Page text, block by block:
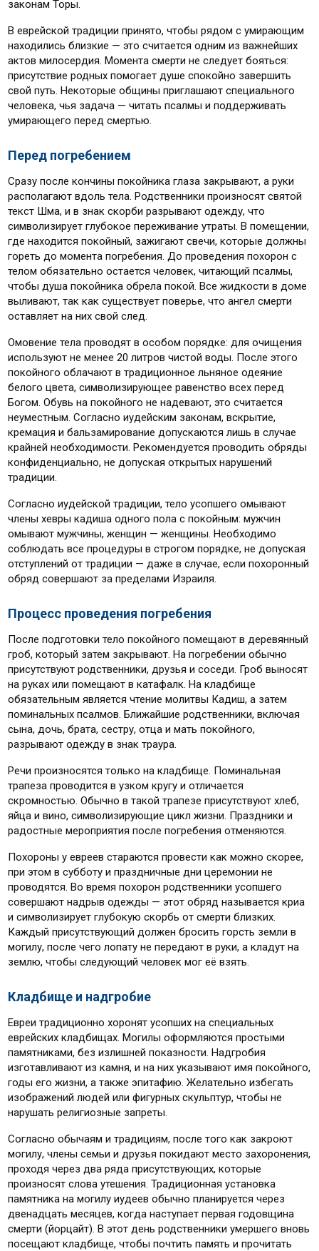
законам Торы.
В еврейской традиции принято, чтобы рядом с умирающим
находились близкие — это считается одним из важнейших
актов милосердия. Момента смерти не следует бояться:
присутствие родных помогает душе спокойно завершить
свой путь. Некоторые общины приглашают специального
человека, чья задача — читать псалмы и поддерживать
умирающего перед смертью.
Перед погребением
Сразу после кончины покойника глаза закрывают, а руки
располагают вдоль тела. Родственники произносят святой
текст Шма, и в знак скорби разрывают одежду, что
символизирует глубокое переживание утраты. В помещении,
где находится покойный, зажигают свечи, которые должны
гореть до момента погребения. До проведения похорон с
телом обязательно остается человек, читающий псалмы,
чтобы душа покойника обрела покой. Все жидкости в доме
выливают, так как существует поверье, что ангел смерти
оставляет на них свой след.
Омовение тела проводят в особом порядке: для очищения
используют не менее 20 литров чистой воды. После этого
покойного облачают в традиционное льняное одеяние
белого цвета, символизирующее равенство всех перед
Богом. Обувь на покойного не надевают, это считается
неуместным. Согласно иудейским законам, вскрытие,
кремация и бальзамирование допускаются лишь в случае
крайней необходимости. Рекомендуется проводить обряды
конфиденциально, не допуская открытых нарушений
традиции.
Согласно иудейской традиции, тело усопшего омывают
члены хевры кадиша одного пола с покойным: мужчин
омывают мужчины, женщин — женщины. Необходимо
соблюдать все процедуры в строгом порядке, не допуская
отступлений от традиции — даже в случае, если похоронный
обряд совершают за пределами Израиля.
Процесс проведения погребения
После подготовки тело покойного помещают в деревянный
гроб, который затем закрывают. На погребении обычно
присутствуют родственники, друзья и соседи. Гроб выносят
на руках или помещают в катафалк. На кладбище
обязательным является чтение молитвы Кадиш, а затем
поминальных псалмов. Ближайшие родственники, включая
сына, дочь, брата, сестру, отца и мать покойного,
разрывают одежду в знак траура.
Речи произносятся только на кладбище. Поминальная
трапеза проводится в узком кругу и отличается
скромностью. Обычно в такой трапезе присутствуют хлеб,
яйца и вино, символизирующие цикл жизни. Праздники и
радостные мероприятия после погребения отменяются.
Похороны у евреев стараются провести как можно скорее,
при этом в субботу и праздничные дни церемонии не
проводятся. Во время похорон родственники усопшего
совершают надрыв одежды — этот обряд называется криа
и символизирует глубокую скорбь от смерти близких.
Каждый присутствующий должен бросить горсть земли в
могилу, после чего лопату не передают в руки, а кладут на
землю, чтобы следующий человек мог её взять.
Кладбище и надгробие
Евреи традиционно хоронят усопших на специальных
еврейских кладбищах. Могилы оформляются простыми
памятниками, без излишней показности. Надгробия
изготавливают из камня, и на них указывают имя покойного,
годы его жизни, а также эпитафию. Желательно избегать
изображений людей или фигурных скульптур, чтобы не
нарушать религиозные запреты.
Согласно обычаям и традициям, после того как закроют
могилу, члены семьи и друзья покидают место захоронения,
проходя через два ряда присутствующих, которые
произносят слова утешения. Традиционная установка
памятника на могилу иудеев обычно планируется через
двенадцать месяцев, когда наступает первая годовщина
смерти (йорцайт). В этот день родственники умершего вновь
посещают кладбище, чтобы почтить память и прочитать